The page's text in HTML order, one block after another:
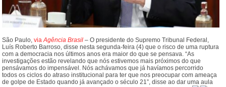
São Paulo,viaAgência Brasil – O presidente do Supremo Tribunal Federal,
Luís Roberto Barroso, disse nesta segunda-feira (4) que o risco de uma ruptura
com a democracia nos últimos anos era maior do que se pensava. “As
investigações estão revelando que nós estivemos mais próximos do que
pensávamos do impensável. Nós achávamos que já havíamos percorrido
todos os ciclos do atraso institucional para ter que nos preocupar com ameaça
de golpe de Estado quando já avançado o século 21”, disse ao dar uma aula